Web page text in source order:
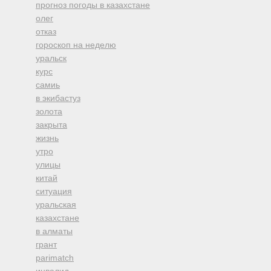
прогноз погоды в казахстане
олег
отказ
гороскоп на неделю
уральск
курс
самиь
в экибастуз
золота
закрыта
жизнь
утро
улицы
китай
ситуация
уральская
казахстане
в алматы
грант
parimatch